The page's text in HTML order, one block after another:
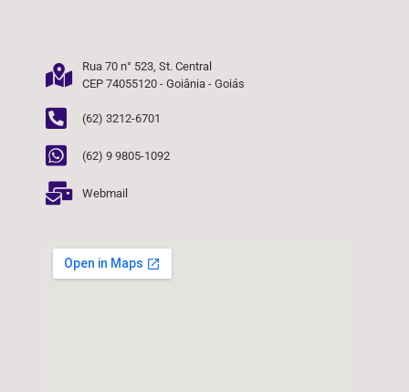
Rua 70 n° 523, St. Central
CEP 74055120 - Goiânia - Goiás
(62) 3212-6701
(62) 9 9805-1092
Webmail